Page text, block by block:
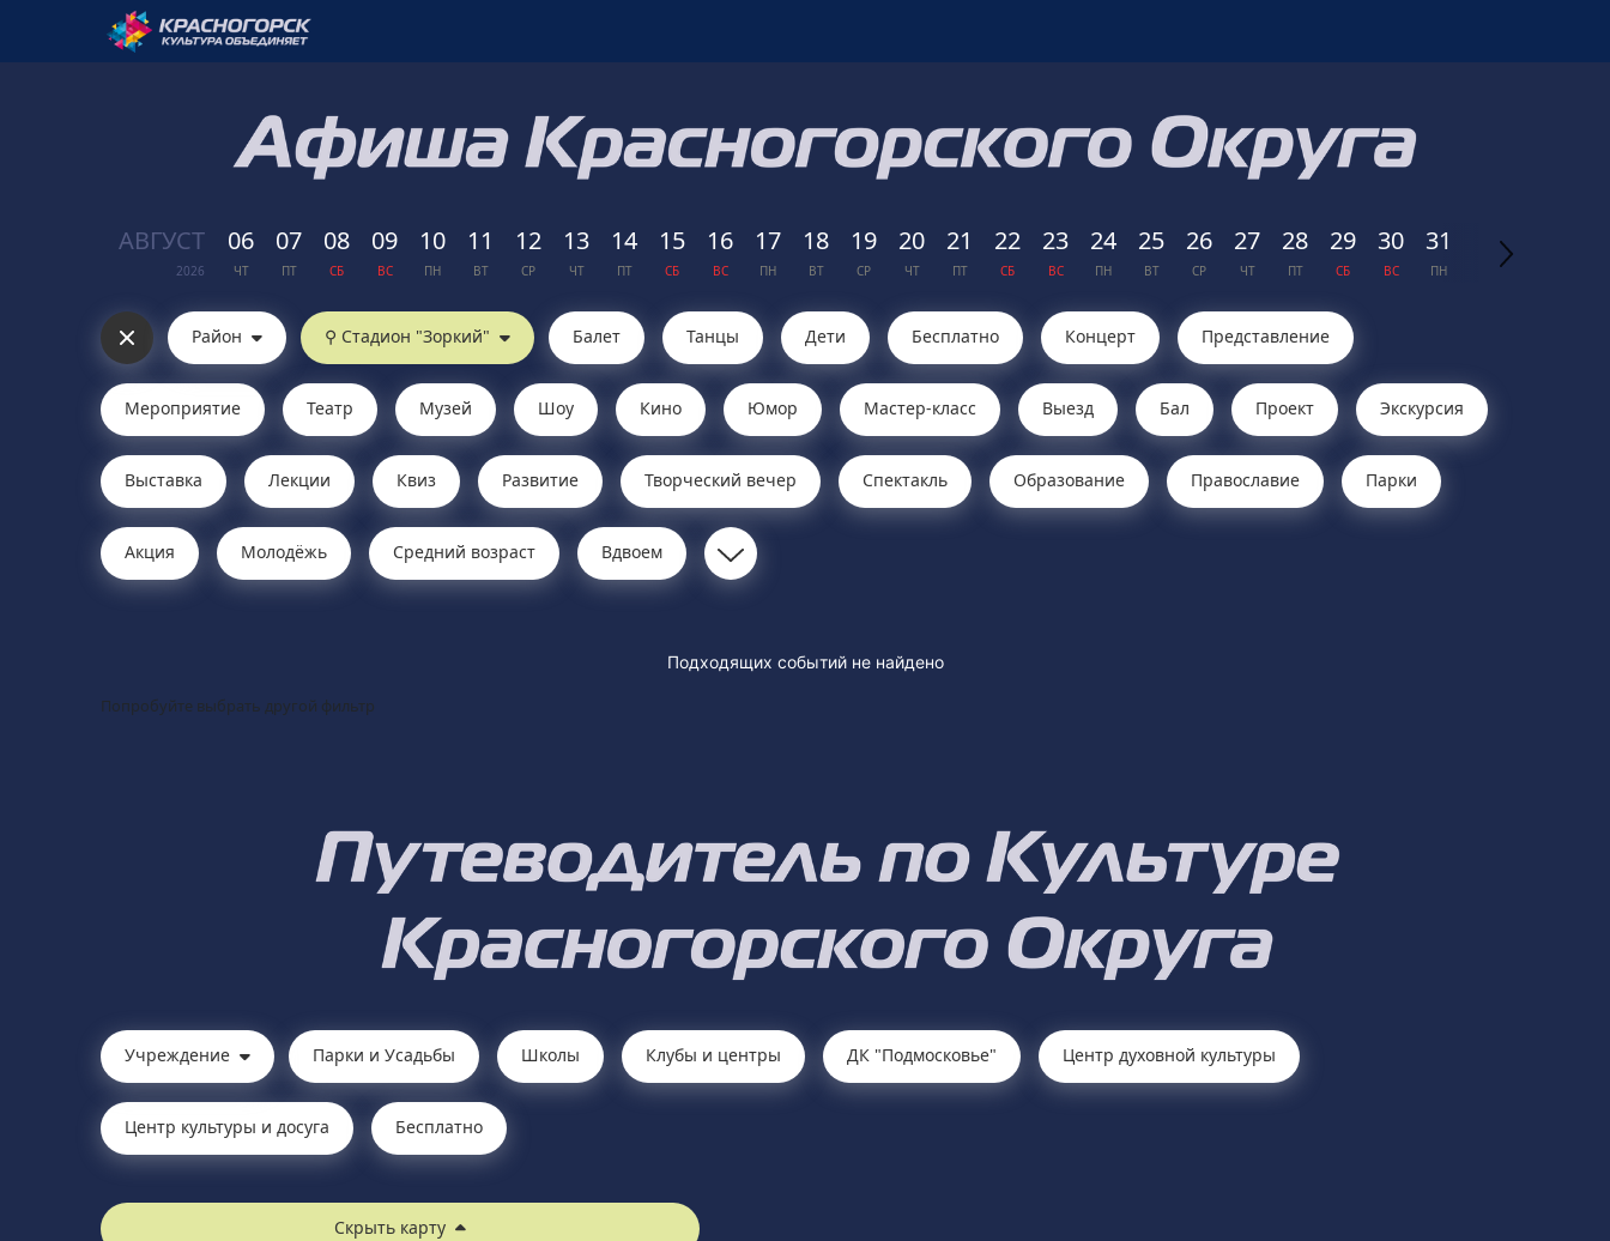
АВГУСТ
2026
06
ЧТ
07
ПТ
08
СБ
09
ВС
10
ПН
11
ВТ
12
СР
13
ЧТ
14
ПТ
15
СБ
16
ВС
17
ПН
18
ВТ
19
СР
20
ЧТ
21
ПТ
22
СБ
23
ВС
24
ПН
25
ВТ
26
СР
27
ЧТ
28
ПТ
29
СБ
30
ВС
31
ПН
СЕН
Район ⚲ Стадион "Зоркий" Балет Танцы Дети Бесплатно Концерт Представление
Мероприятие Театр Музей Шоу Кино Юмор Мастер-класс Выезд Бал Проект Экскурсия
Выставка Лекции Квиз Развитие Творческий вечер Cпектакль Образование Православие Парки
Акция Молодёжь Средний возраст Вдвоем
Подходящих событий не найдено
Попробуйте выбрать другой фильтр
Учреждение Парки и Усадьбы Школы Клубы и центры ДК "Подмосковье" Центр духовной культуры
Центр культуры и досуга Бесплатно
Скрыть карту